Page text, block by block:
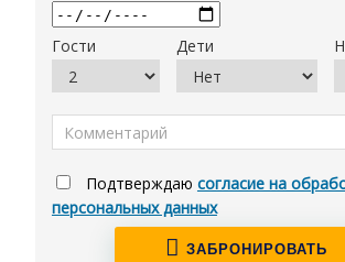
Гости Дети
Подтверждаю согласие на
персональных данных
ЗАБРОНИРОВАТЬ